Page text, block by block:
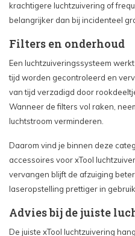
krachtigere luchtzuivering of
belangrijker dan bij incidenteel
Filters en onderhoud
Een luchtzuiveringssysteem
tijd worden gecontroleerd en
van tijd verzadigd door
Wanneer de filters vol raken,
luchtstroom verminderen.
Daarom vind je binnen deze
accessoires voor xTool
vervangen blijft de afzuiging
laseropstelling prettiger in
Advies bij de juiste
De juiste xTool luchtzuivering